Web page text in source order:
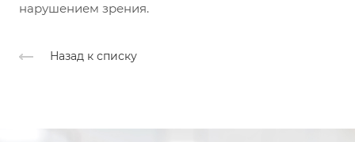
нарушением зрения.
Назад к списку